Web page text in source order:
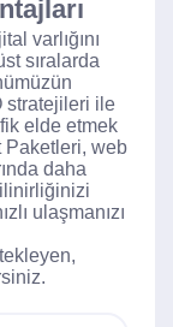
varlığını
sıralarda
stratejileri ile
elde etmek
Paketleri, web
daha
ulaşmanızı